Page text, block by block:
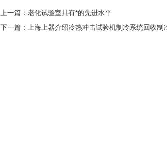
上一篇： 老化试验室具有*的先进水平
下一篇：
上海上器介绍冷热冲击试验机制冷系统回收制